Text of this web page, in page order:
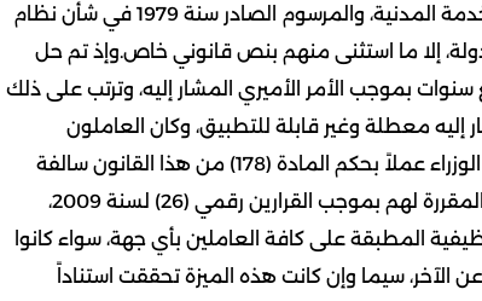
المقررة بموجب المرسوم بالقانون رقم 15 لسنة 1979 في شأن الخدمة المدنية، والمرسوم الصادر سنة 1979 في شأن نظام
إلا ما استثنى منهم بنص قانوني خاص.وإذ تم حل
بموجب الأمر الأميري المشار إليه، وترتب على ذلك
– أن أصبحت أحكام القانون رقم 12 لسنة 1963 المشار إليه معطلة وغير قابلة للتطبيق، وكان العاملون
المدنيون بالأمانة العامة للمجلس قد تم إلحاقهم برئاسة مجلس الوزراء عملاً بحكم المادة (178) من هذا القانون سالفة
الإشارة، وأصبحوا لا يباشرون الأعمال التي كانت تبرر منحهم المزايا المقررة لهم بموجب القرارين رقمي (26) لسنة 2009،
الوظيفية المطبقة على كافة العاملين بأي جهة، سواء كانوا
سيما وإن كانت هذه الميزة تحققت استناداً